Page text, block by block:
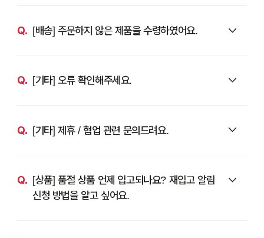
[배송] 주문하지 않은 제품을 수령하였어요.
[기타] 오류 확인해주세요.
[기타] 제휴 / 협업 관련 문의드려요.
[상품] 품절 상품 언제 입고되나요? 재입고 알림
신청 방법을 알고 싶어요.